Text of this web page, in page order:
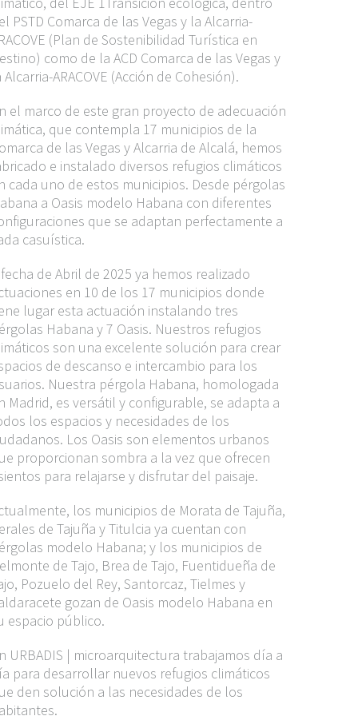
PSTD Comarca de las Vegas y la Alcarria-
(Plan de Sostenibilidad Turística en
como de la ACD Comarca de las Vegas y
Alcarria-ARACOVE (Acción de Cohesión).
el marco de este gran proyecto de adecuación
que contempla 17 municipios de la
de las Vegas y Alcarria de Alcalá, hemos
e instalado diversos refugios climáticos
cada uno de estos municipios. Desde pérgolas
a Oasis modelo Habana con diferentes
que se adaptan perfectamente a
casuística.
de Abril de 2025 ya hemos realizado
en 10 de los 17 municipios donde
lugar esta actuación instalando tres
Habana y 7 Oasis. Nuestros refugios
son una excelente solución para crear
de descanso e intercambio para los
Nuestra pérgola Habana, homologada
Madrid, es versátil y configurable, se adapta a
los espacios y necesidades de los
Los Oasis son elementos urbanos
proporcionan sombra a la vez que ofrecen
para relajarse y disfrutar del paisaje.
los municipios de Morata de Tajuña,
de Tajuña y Titulcia ya cuentan con
modelo Habana; y los municipios de
de Tajo, Brea de Tajo, Fuentidueña de
Pozuelo del Rey, Santorcaz, Tielmes y
gozan de Oasis modelo Habana en
espacio público.
URBADIS | microarquitectura trabajamos día a
para desarrollar nuevos refugios climáticos
den solución a las necesidades de los